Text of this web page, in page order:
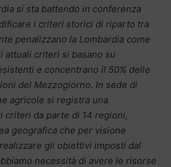
si sta battendo in conferenza
i criteri storici di riparto tra
penalizzano la Lombardia come
attuali criteri si basano su
e concentrano il 50% delle
del Mezzogiorno. In sede di
agricole si registra una
criteri da parte di 14 regioni,
geografica che per visione
gli obiettivi imposti dal
necessità di avere le risorse